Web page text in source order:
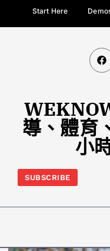
Start Here
導、體育
小
SUBSCRIBE